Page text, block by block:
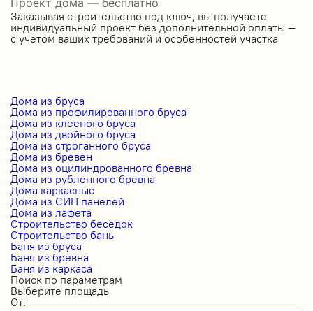
Проект дома — бесплатно
Заказывая строительство под ключ, вы получаете
индивидуальный проект без дополнительной оплаты —
с учетом ваших требований и особенностей участка
Дома из бруса
Дома из профилированного бруса
Дома из клееного бруса
Дома из двойного бруса
Дома из строганного бруса
Дома из бревен
Дома из оцилиндрованного бревна
Дома из рубленного бревна
Дома каркасные
Дома из СИП панелей
Дома из лафета
Строительство беседок
Строительство бань
Баня из бруса
Баня из бревна
Баня из каркаса
Поиск по параметрам
Выберите площадь
От: